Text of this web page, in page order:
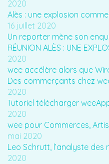
2020
Alès : une explosion
16 juillet 2020
Un reporter mène son
RÉUNION ALÈS : UNE
2020
wee accélère alors que
Des commerçants chez
2020
Tutoriel télécharger
2020
wee pour Commerces,
mai 2020
Leo Schrutt, l’analyste
2020